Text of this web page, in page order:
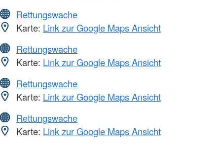
Rettungswache
Karte: Link zur Google Maps Ansicht
Rettungswache
Karte: Link zur Google Maps Ansicht
Rettungswache
Karte: Link zur Google Maps Ansicht
Rettungswache
Karte: Link zur Google Maps Ansicht